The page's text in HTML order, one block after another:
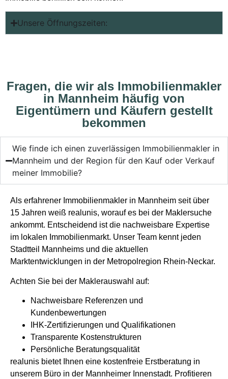
Unsere Öffnungszeiten:
Fragen, die wir als Immobilienmakler
in Mannheim häufig von
Eigentümern und Käufern gestellt
bekommen
Wie finde ich einen zuverlässigen Immobilienmakler in
Mannheim und der Region für den Kauf oder Verkauf
meiner Immobilie?
Als erfahrener Immobilienmakler in Mannheim seit über
15 Jahren weiß realunis, worauf es bei der Maklersuche
ankommt. Entscheidend ist die nachweisbare Expertise
im lokalen Immobilienmarkt. Unser Team kennt jeden
Stadtteil Mannheims und die aktuellen
Marktentwicklungen in der Metropolregion Rhein-Neckar.
Achten Sie bei der Maklerauswahl auf:
Nachweisbare Referenzen und
Kundenbewertungen
IHK-Zertifizierungen und Qualifikationen
Transparente Kostenstrukturen
Persönliche Beratungsqualität
realunis bietet Ihnen eine kostenfreie Erstberatung in
unserem Büro in der Mannheimer Innenstadt. Profitieren